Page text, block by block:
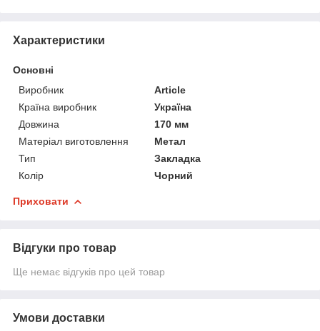
Характеристики
Основні
Виробник
Article
Країна виробник
Україна
Довжина
170 мм
Матеріал виготовлення
Метал
Тип
Закладка
Колір
Чорний
Приховати
Відгуки про товар
Ще немає відгуків про цей товар
Умови доставки